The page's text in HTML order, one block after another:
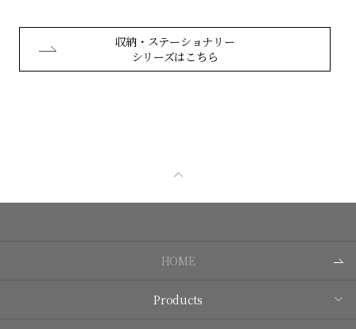
収納・ステーショナリー
シリーズはこちら
HOME
Products